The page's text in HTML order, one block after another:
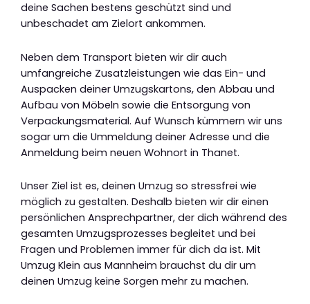
deine Sachen bestens geschützt sind und
unbeschadet am Zielort ankommen.
Neben dem Transport bieten wir dir auch
umfangreiche Zusatzleistungen wie das Ein- und
Auspacken deiner Umzugskartons, den Abbau und
Aufbau von Möbeln sowie die Entsorgung von
Verpackungsmaterial. Auf Wunsch kümmern wir uns
sogar um die Ummeldung deiner Adresse und die
Anmeldung beim neuen Wohnort in Thanet.
Unser Ziel ist es, deinen Umzug so stressfrei wie
möglich zu gestalten. Deshalb bieten wir dir einen
persönlichen Ansprechpartner, der dich während des
gesamten Umzugsprozesses begleitet und bei
Fragen und Problemen immer für dich da ist. Mit
Umzug Klein aus Mannheim brauchst du dir um
deinen Umzug keine Sorgen mehr zu machen.